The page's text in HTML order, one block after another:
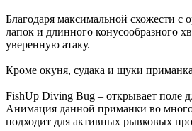
Благодаря максимальной схожести
лапок и длинного конусообразного
уверенную атаку.
Кроме окуня, судака и щуки
FishUp Diving Bug – открывает поле
Анимация данной приманки во
подходит для активных рывковых